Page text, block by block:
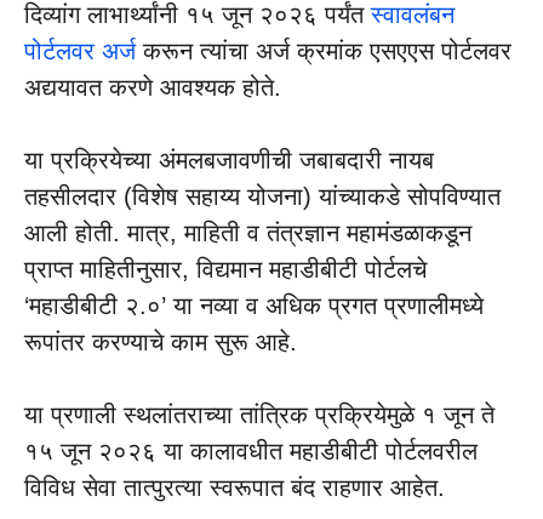
दिव्यांग लाभार्थ्यांनी १५ जून २०२६ पर्यंतस्वावलंबन
पोर्टलवर अर्जकरून त्यांचा अर्ज क्रमांक एसएएस पोर्टलवर
अद्ययावत करणे आवश्यक होते.
या प्रक्रियेच्या अंमलबजावणीची जबाबदारी नायब
तहसीलदार (विशेष सहाय्य योजना) यांच्याकडे सोपविण्यात
आली होती. मात्र, माहिती व तंत्रज्ञान महामंडळाकडून
प्राप्त माहितीनुसार, विद्यमान महाडीबीटी पोर्टलचे
‘महाडीबीटी २.०’ या नव्या व अधिक प्रगत प्रणालीमध्ये
रूपांतर करण्याचे काम सुरू आहे.
या प्रणाली स्थलांतराच्या तांत्रिक प्रक्रियेमुळे १ जून ते
१५ जून २०२६ या कालावधीत महाडीबीटी पोर्टलवरील
विविध सेवा तात्पुरत्या स्वरूपात बंद राहणार आहेत.